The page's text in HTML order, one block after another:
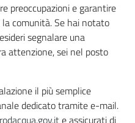
preoccupazioni e garantire
comunità. Se hai notato
segnalare una
attenzione, sei nel posto
il più semplice
dedicato tramite e-mail.
e assicurati di